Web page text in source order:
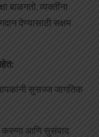
बाळगतो, व्यक्तींना
देण्यासाठी सक्षम
सुसज्ज जागतिक
करुणा आणि सुसंवाद